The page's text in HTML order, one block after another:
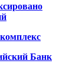
комплекс
Банк